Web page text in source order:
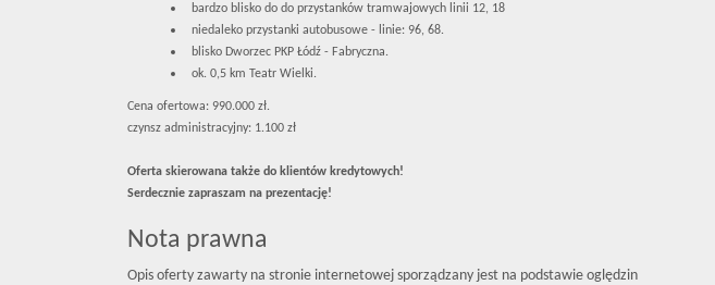
bardzo blisko do do przystanków tramwajowych linii 12, 18
niedaleko przystanki autobusowe - linie: 96, 68.
blisko Dworzec PKP Łódź - Fabryczna.
ok. 0,5 km Teatr Wielki.
Cena ofertowa: 990.000 zł.
czynsz administracyjny: 1.100 zł
Oferta skierowana także do klientów kredytowych!
Serdecznie zapraszam na prezentację!
Nota prawna
Opis oferty zawarty na stronie internetowej sporządzany jest na podstawie oględzin